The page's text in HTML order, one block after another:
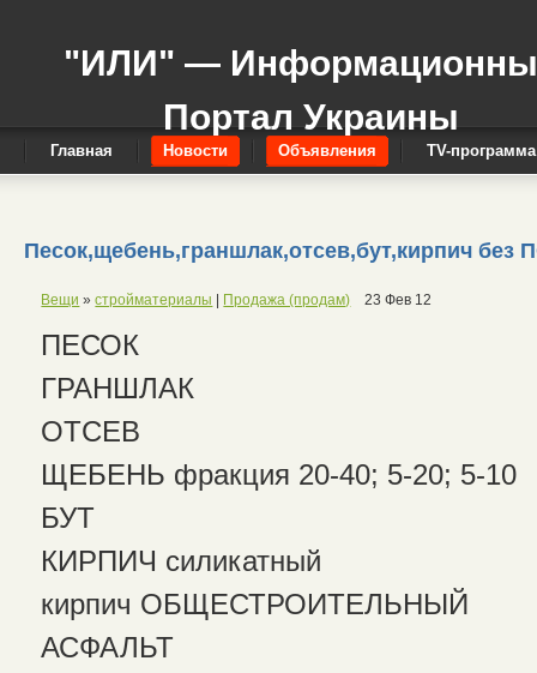
"ИЛИ" —
Портал Украины
Главная Новости Объявления TV-программа
Песок,щебень,граншлак,отсев,бут,кирпич
Вещи »стройматериалы Продажа (продам) 23 Фев 12
ПЕСОК
ГРАНШЛАК
ОТСЕВ
ЩЕБЕНЬ фракция 20-40; 5-20; 5-10
БУТ
КИРПИЧ силикатный
кирпич ОБЩЕСТРОИТЕЛЬНЫЙ
АСФАЛЬТ